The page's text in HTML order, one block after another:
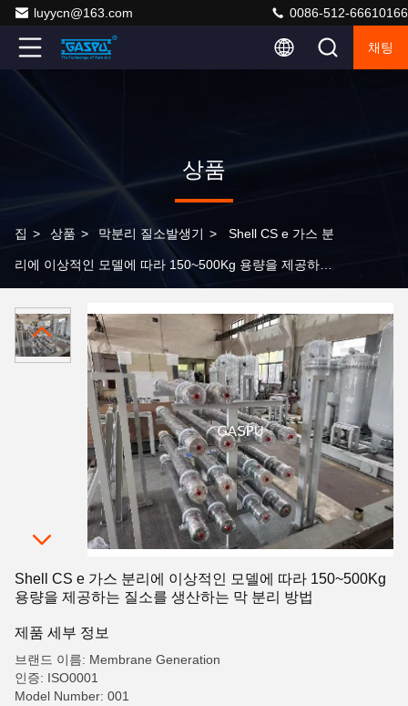
luyycn@163.com 0086-512-66610166
채팅
상품
집 > 상품 > 막분리 질소발생기 > Shell CS e 가스 분
리에 이상적인 모델에 따라 150~500Kg 용량을 제공하는
Shell CS e 가스 분리에 이상적인 모델에 따라 150~500Kg
용량을 제공하는 질소를 생산하는 막 분리 방법
제품 세부 정보
브랜드 이름: Membrane Generation
인증: ISO0001
Model Number: 001